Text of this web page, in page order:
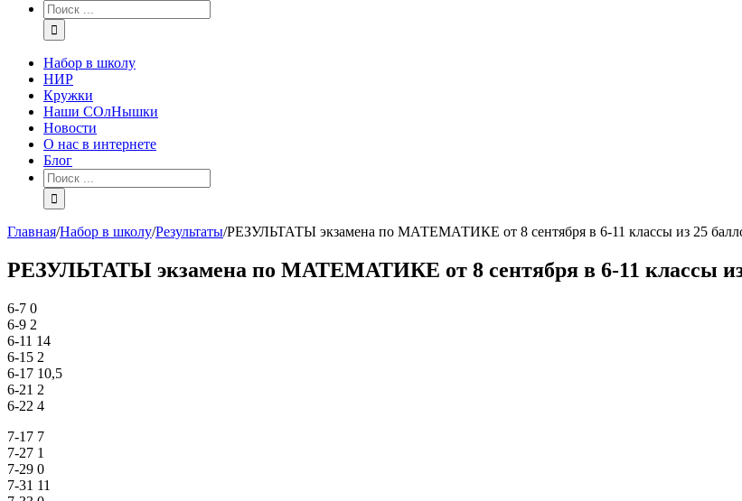
Набор в школу
НИР
Кружки
Наши СОлНышки
Новости
О нас в интернете
Блог
Главная/Набор в школу/Результаты/РЕЗУЛЬТАТЫ экзамена по МАТЕМАТИКЕ от 8 сентября в 6-11 классы из 25
РЕЗУЛЬТАТЫ экзамена по МАТЕМАТИКЕ от 8 сентября в 6-11 классы из
6-7 0
6-9 2
6-11 14
6-15 2
6-17 10,5
6-21 2
6-22 4
7-17 7
7-27 1
7-29 0
7-31 11